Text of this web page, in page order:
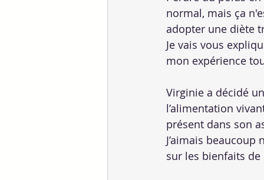
normal, mais ça
adopter une diète
Je vais vous
mon expérience
Virginie a décidé
l’alimentation
présent dans son
J’aimais
sur les bienfaits